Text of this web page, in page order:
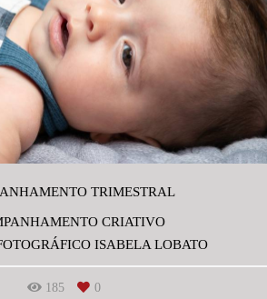
TRIMESTRAL
CRIATIVO
ISABELA LOBATO
185 0